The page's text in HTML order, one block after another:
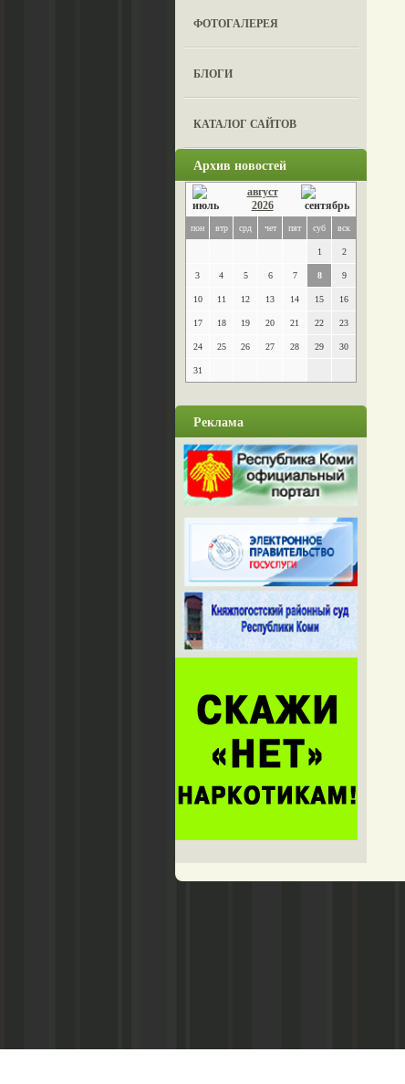
ФОТОГАЛЕРЕЯ
БЛОГИ
КАТАЛОГ САЙТОВ
Архив новостей
август
2026
пон втр срд чет пят суб вск
1 2
3 4 5 6 7 8 9
10 11 12 13 14 15 16
17 18 19 20 21 22 23
24 25 26 27 28 29 30
31
Реклама